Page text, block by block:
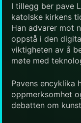
I tillegg ber pave
katolske kirkens
Han advarer mot
oppstå i den
viktigheten av å
møte med
Pavens encyklika
oppmerksomhet
debatten om